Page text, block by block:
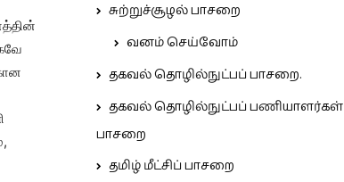
சுற்றுச்சூழல் பாசறை
வனம் செய்வோம்
தகவல் தொழில்நுட்பப் பாசறை.
தகவல் தொழில்நுட்பப் பணியாளர்கள்
பாசறை
தமிழ் மீட்சிப் பாசறை